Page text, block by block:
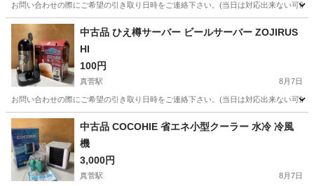
お問い合わせの際にご希望の引き取り日時をご連絡下さい。(当日は対応出来ない可
奈良 橿原市 真菅駅 オーディオ ELECOM
中古品 ひえ樽サーバー ビールサーバー ZOJIRUS
HI
100円
真菅駅 8月7日
お問い合わせの際にご希望の引き取り日時をご連絡下さい。(当日は対応出来ない可
奈良 橿原市 真菅駅 ひえ
中古品 COCOHIE 省エネ小型クーラー 水冷 冷風
機
3,000円
真菅駅 8月7日